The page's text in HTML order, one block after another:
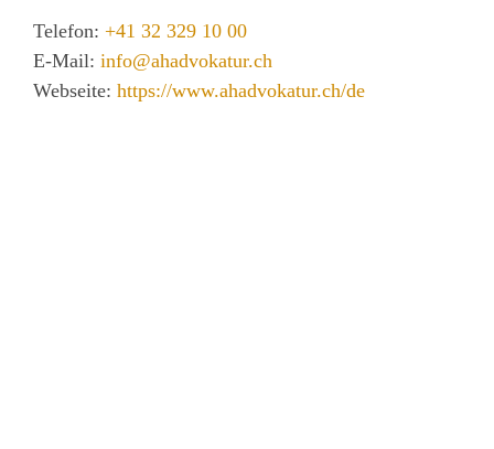
Telefon: +41 32 329 10 00
E-Mail: info@ahadvokatur.ch
Webseite: https://www.ahadvokatur.ch/de